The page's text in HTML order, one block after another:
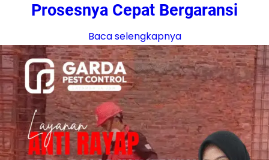
Prosesnya Cepat Bergaransi
Baca selengkapnya